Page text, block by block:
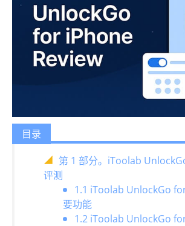
目录
第 1 部分。iToolab
评测
1.1 iToolab UnlockGo
要功能
1.2 iToolab UnlockGo